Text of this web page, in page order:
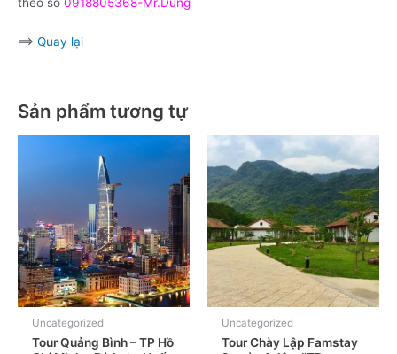
theo số 0918805368-Mr.Dũng
==> Quay lại
Sản phẩm tương tự
Uncategorized
Tour Quảng Bình – TP Hồ
Uncategorized
Tour Chày Lập Famstay